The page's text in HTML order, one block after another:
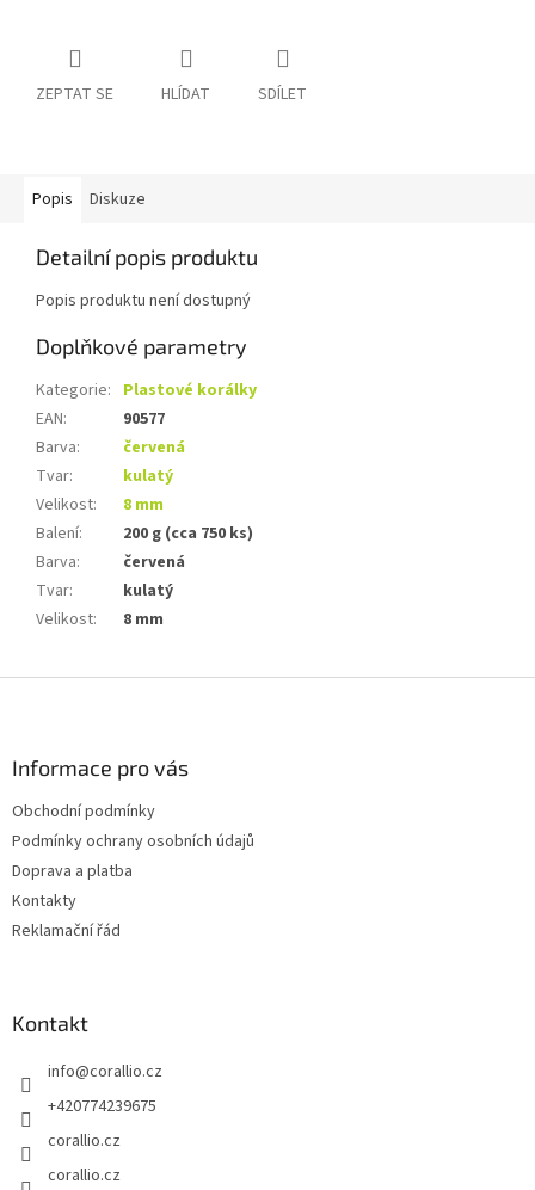
ZEPTAT SE HLÍDAT SDÍLET
Popis Diskuze
Detailní popis produktu
Popis produktu není dostupný
Doplňkové parametry
Kategorie: Plastové korálky
EAN:
90577
Barva:
červená
Tvar:
kulatý
Velikost:
8 mm
Balení:
200 g (cca 750 ks)
Barva:
červená
Tvar:
kulatý
Velikost: 8 mm
Informace pro vás
Obchodní podmínky
Podmínky ochrany osobních údajů
Doprava a platba
Kontakty
Reklamační řád
Kontakt
info@corallio.cz
+420774239675
corallio.cz
corallio.cz